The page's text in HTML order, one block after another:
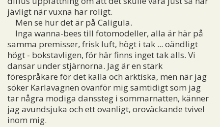
jävligt när vuxna har roligt.
Men se hur det är på Caligula.
Inga wanna-bees till fotomodeller, alla är här på
samma premisser, frisk luft, högt i tak ... oändligt
högt - bokstavligen, för här finns inget tak alls. Vi
dansar under stjärnorna. Jag är en stark
förespråkare för det kalla och arktiska, men när jag
söker Karlavagnen ovanför mig samtidigt som jag
tar några modiga danssteg i sommarnatten, känner
jag avundsjuka och ett ovanligt, oroväckande tvivel
inom mig.